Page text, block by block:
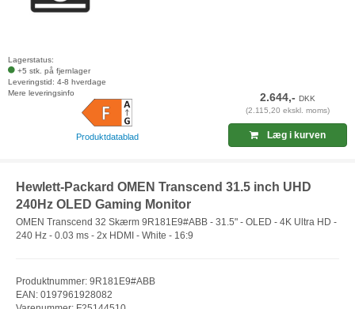
Lagerstatus:
+5 stk. på fjernlager
Leveringstid: 4-8 hverdage
Mere leveringsinfo
Produktdatablad
2.644,-DKK
(2.115,20 ekskl. moms)
Læg i kurven
Hewlett-Packard OMEN Transcend 31.5 inch UHD
240Hz OLED Gaming Monitor
OMEN Transcend 32 Skærm 9R181E9#ABB - 31.5" - OLED - 4K Ultra HD -
240 Hz - 0.03 ms - 2x HDMI - White - 16:9
Produktnummer: 9R181E9#ABB
EAN: 0197961928082